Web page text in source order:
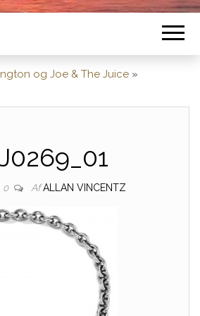
og Joe & The Juice »
0 Af ALLAN VINCENTZ